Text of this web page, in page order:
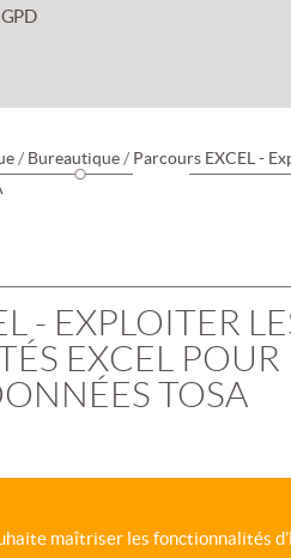
/ Bureautique / Parcours EXCEL -
- EXPLOITER
EXCEL POUR
TOSA
maîtriser les fonctionnalités